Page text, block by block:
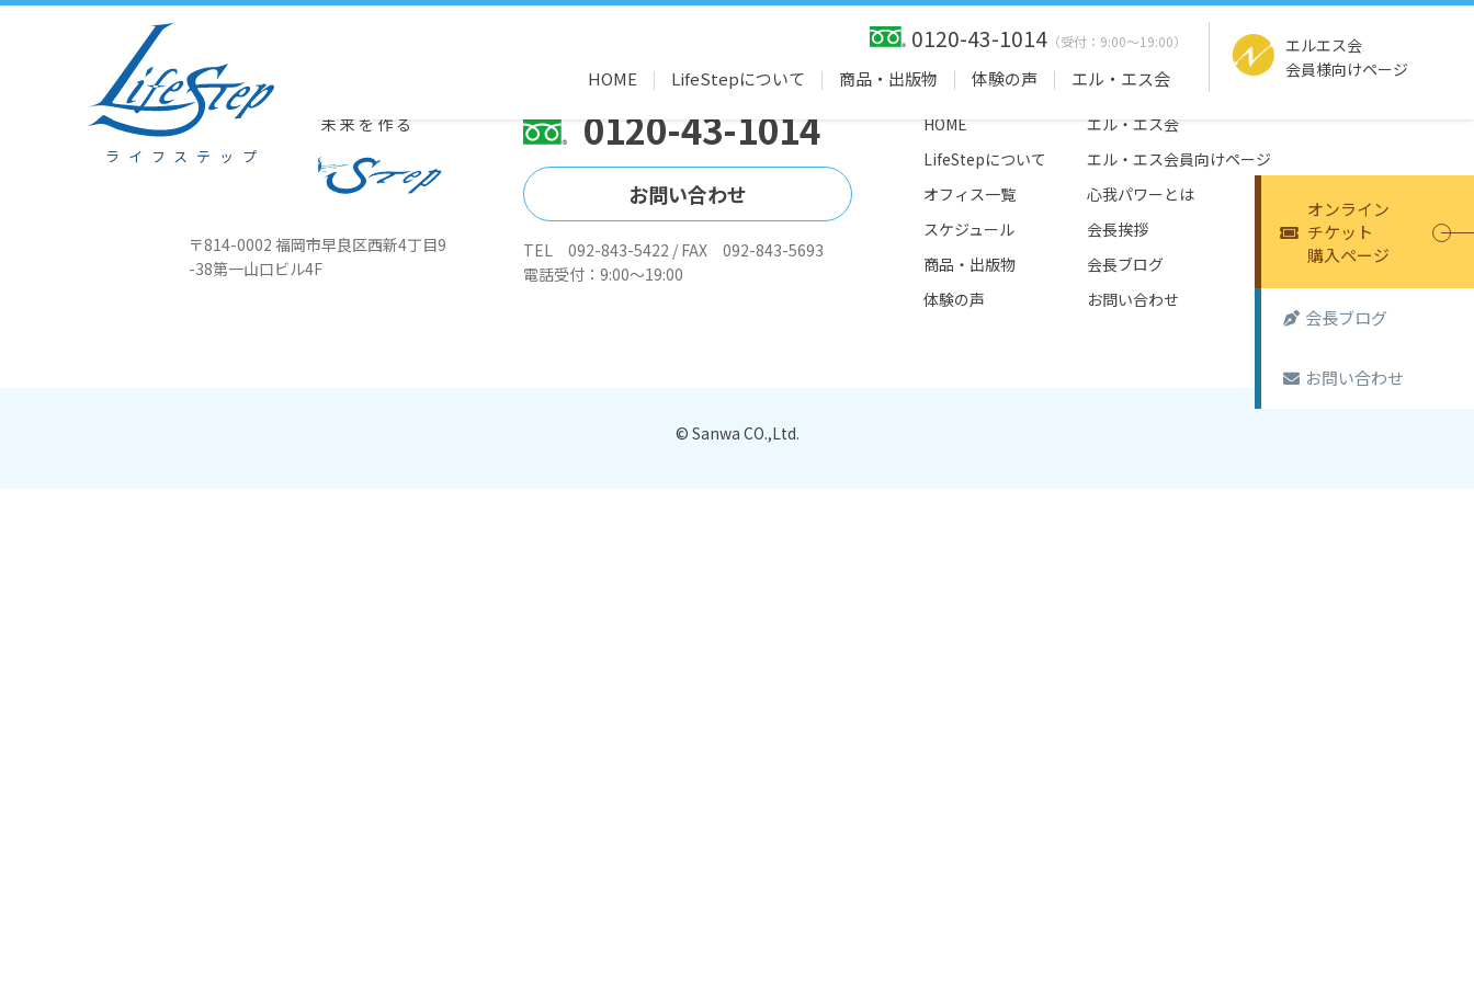
ライフステップ
0120-43-1014
HOME LifeStepについて 商品・出版物 体験の声 エル・エス会
エルエス会
会員様向けページ
オンライン
チケット
購入ページ
会長ブログ
お問い合わせ
7/29 本部は会長念導入日（夜）・スタッフ電話カウンセリング13-15です
豊かな心が未来を作る
〒814-0002 福岡市早良区西新4丁目9
-38第一山口ビル4F
0120-43-1014
お問い合わせ
TEL 092-843-5422 / FAX 092-843-5693
電話受付：9:00～19:00
HOME
エル・エス会
LifeStepについて
エル・エス会員向けページ
オフィス一覧
心我パワーとは
スケジュール
会長挨拶
商品・出版物
会長ブログ
体験の声
お問い合わせ
© Sanwa CO.,Ltd.